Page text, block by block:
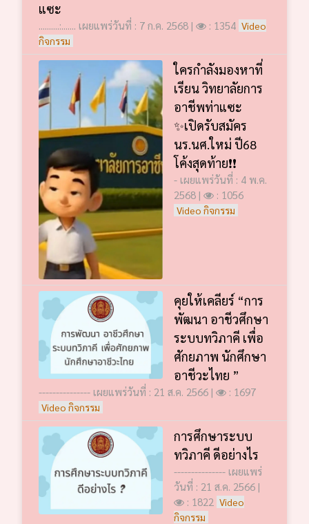
แซะ
..........:....... เผยแพร่วันที่ : 7 ก.ค. 2568 | : 1354 Video
กิจกรรม
ใครกำลังมองหาที่
เรียน วิทยาลัยการ
อาชีพท่าแซะ
✨เปิดรับสมัคร
นร.นศ.ใหม่ ปี68
โค้งสุดท้าย❗️❗️
- เผยแพร่วันที่ : 4 พ.ค.
2568 |
: 1056
Video กิจกรรม
คุยให้เคลียร์ “การ
พัฒนา อาชีวศึกษา
ระบบทวิภาคี เพื่อ
ศักยภาพ นักศึกษา
อาชีวะไทย ”
--------------- เผยแพร่วันที่ : 21 ส.ค. 2566 | : 1697
Video กิจกรรม
การศึกษาระบบ
ทวิภาคี ดีอย่างไร
--------------- เผยแพร่
วันที่ : 21 ส.ค. 2566 |
: 1822 Video
กิจกรรม